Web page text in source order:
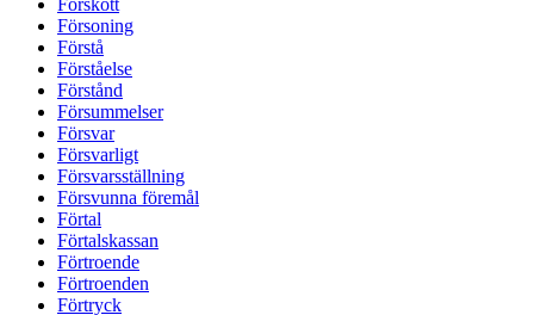
Försoning
Förstå
Förståelse
Förstånd
Försummelser
Försvar
Försvarligt
Försvarsställning
Försvunna föremål
Förtal
Förtalskassan
Förtroende
Förtroenden
Förtryck